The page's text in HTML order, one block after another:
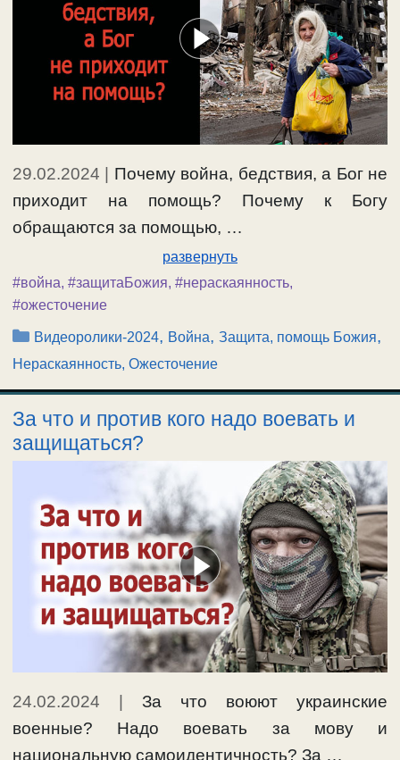
29.02.2024
Почему война, бедствия, а Бог не
приходит на помощь? Почему к Богу
обращаются за помощью, …
развернуть
#война, #защитаБожия, #нераскаянность,
#ожесточение
Рубрики
Видеоролики-2024, Война,Защита, помощь Божия,
Нераскаянность, Ожесточение
За что и против кого надо воевать и
защищаться?
24.02.2024
За что воюют украинские
военные? Надо воевать за мову и
национальную самоидентичность? За …